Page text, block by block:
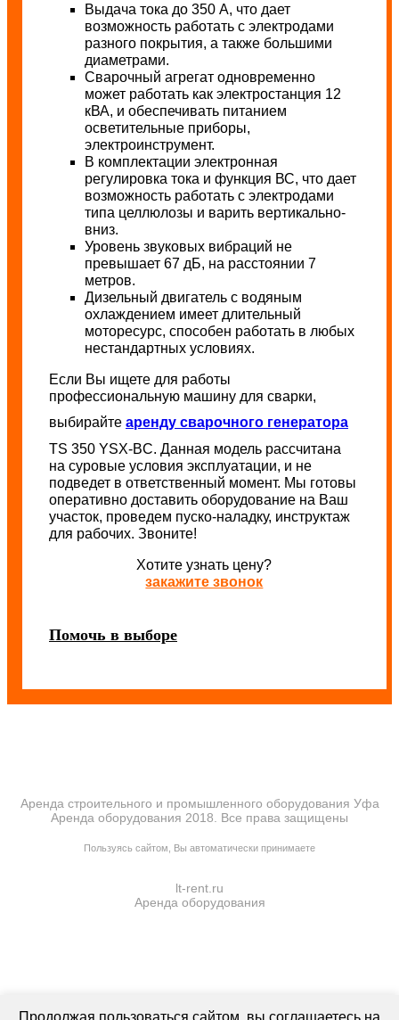
Выдача тока до 350 А, что дает
возможность работать с электродами
разного покрытия, а также большими
диаметрами.
Сварочный агрегат одновременно
может работать как электростанция 12
кВА, и обеспечивать питанием
осветительные приборы,
электроинструмент.
В комплектации электронная
регулировка тока и функция ВС, что дает
возможность работать с электродами
типа целлюлозы и варить вертикально-
вниз.
Уровень звуковых вибраций не
превышает 67 дБ, на расстоянии 7
метров.
Дизельный двигатель с водяным
охлаждением имеет длительный
моторесурс, способен работать в любых
нестандартных условиях.
Если Вы ищете для работы
профессиональную машину для сварки,
выбирайте аренду сварочного генератора
TS 350 YSX-BC. Данная модель рассчитана
на суровые условия эксплуатации, и не
подведет в ответственный момент. Мы готовы
оперативно доставить оборудование на Ваш
участок, проведем пуско-наладку, инструктаж
для рабочих. Звоните!
Хотите узнать цену?
закажите звонок
Помочь в выборе
Аренда строительного и промышленного оборудования Уфа
Аренда оборудования 2018. Все права защищены
Пользуясь сайтом, Вы автоматически принимаете
lt-rent.ru
Аренда оборудования
Продолжая пользоваться сайтом, вы соглашаетесь на